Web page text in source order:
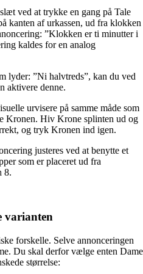
ved at trykke en gang på Tale
kanten af urkassen, ud fra klokken
”Klokken er ti minutter i
kaldes for en analog
lyder: ”Ni halvtreds”, kan du ved
aktivere denne.
urvisere på samme måde som
Kronen. Hiv Krone splinten ud og
og tryk Kronen ind igen.
justeres ved at benytte et
som er placeret ud fra
8.
varianten
forskelle. Selve annonceringen
Du skal derfor vælge enten Dame
størrelse: